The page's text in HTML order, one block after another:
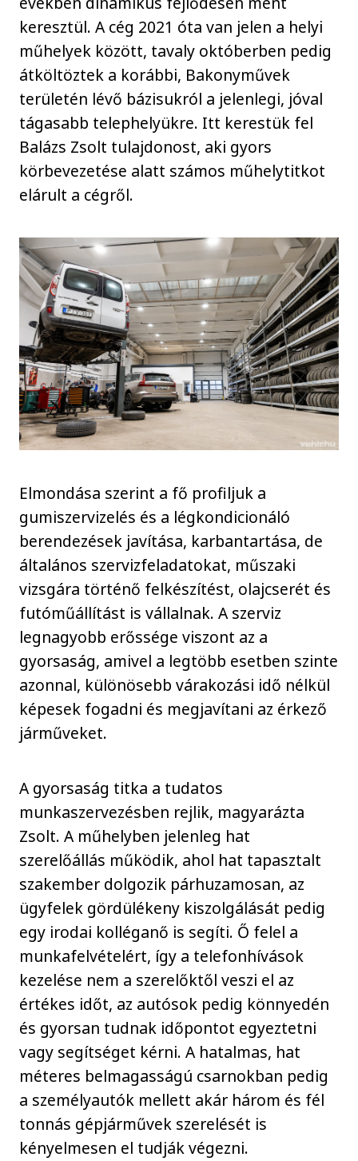
keresztül. A cég 2021 óta van jelen a helyi
műhelyek között, tavaly októberben pedig
átköltöztek a korábbi, Bakonyművek
területén lévő bázisukról a jelenlegi, jóval
tágasabb telephelyükre. Itt kerestük fel
Balázs Zsolt tulajdonost, aki gyors
körbevezetése alatt számos műhelytitkot
elárult a cégről.
Elmondása szerint a fő profiljuk a
gumiszervizelés és a légkondicionáló
berendezések javítása, karbantartása, de
általános szervizfeladatokat, műszaki
vizsgára történő felkészítést, olajcserét és
futóműállítást is vállalnak. A szerviz
legnagyobb erőssége viszont az a
gyorsaság, amivel a legtöbb esetben szinte
azonnal, különösebb várakozási idő nélkül
képesek fogadni és megjavítani az érkező
járműveket.
A gyorsaság titka a tudatos
munkaszervezésben rejlik, magyarázta
Zsolt. A műhelyben jelenleg hat
szerelőállás működik, ahol hat tapasztalt
szakember dolgozik párhuzamosan, az
ügyfelek gördülékeny kiszolgálását pedig
egy irodai kolléganő is segíti. Ő felel a
munkafelvételért, így a telefonhívások
kezelése nem a szerelőktől veszi el az
értékes időt, az autósok pedig könnyedén
és gyorsan tudnak időpontot egyeztetni
vagy segítséget kérni. A hatalmas, hat
méteres belmagasságú csarnokban pedig
a személyautók mellett akár három és fél
tonnás gépjárművek szerelését is
kényelmesen el tudják végezni.